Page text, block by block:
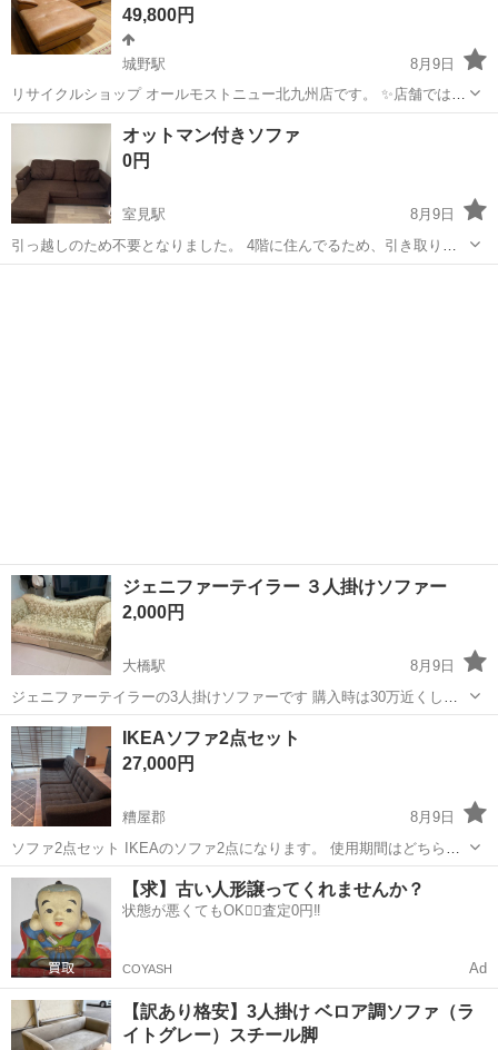
49,800円
城野駅
8月9日
リサイクルショップ オールモストニュー北九州店です。 ✨️店舗では、
期間限定でネット表示価格よりも特別割引をしている商品もございま
す!! 気になっている商品がありましまら、是非ご来店いただくかお問
福岡 北九州市 城野駅 ソファ
オットマン付きソファ
0円
室見駅
8月9日
引っ越しのため不要となりました。 4階に住んでるため、引き取り可
能な方のみお願いいたします。引き取り期間は8/31までとなります。
ジェニファーテイラー ３人掛けソファー
2,000円
大橋駅
8月9日
ジェニファーテイラーの3人掛けソファーです 購入時は30万近くしま
したが、座面の破れやシミ等が複数箇所あるため、格安でお譲りしま
す ◯サイズ 横210✖️奥行き78✖️高さ80 ※多少の誤差は御了承下さい 運
び出しのお手伝...
福岡 福岡市 ソファ
IKEAソファ2点セット
27,000円
糟屋郡
8月9日
ソファ2点セット IKEAのソファ2点になります。 使用期間はどちらも4
年 ペットを飼っています 神経質な方はご遠慮ください 一度見に来て
決めてもらっても大丈夫です。 単品売りは大きい方が20,000円 小さい
方が7...
福岡 糟屋郡 ソファ
【求】古い人形譲ってくれませんか？
状態が悪くてもOK🙆‍♀️査定0円‼️
COYASH Ad
【訳あり格安】3人掛け ベロア調ソファ（ラ
イトグレー）スチール脚